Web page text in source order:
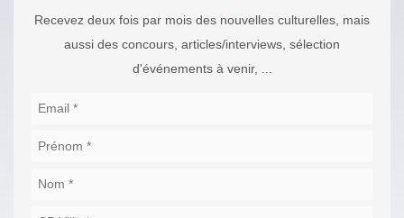
Recevez deux fois par mois des nouvelles culturelles, mais
aussi des concours, articles/interviews, sélection
d'événements à venir, ...